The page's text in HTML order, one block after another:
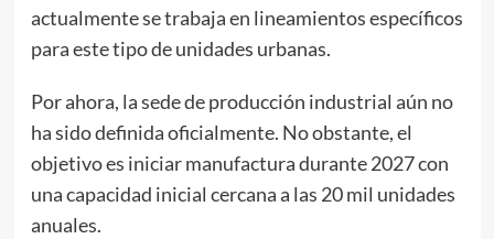
actualmente se trabaja en lineamientos específicos
para este tipo de unidades urbanas.
Por ahora, la sede de producción industrial aún no
ha sido definida oficialmente. No obstante, el
objetivo es iniciar manufactura durante 2027 con
una capacidad inicial cercana a las 20 mil unidades
anuales.